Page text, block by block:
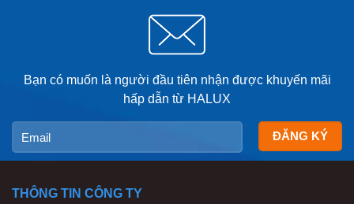
Bạn có muốn là người đầu tiên nhận được khuyến mãi
hấp dẫn từ HALUX
THÔNG TIN CÔNG TY